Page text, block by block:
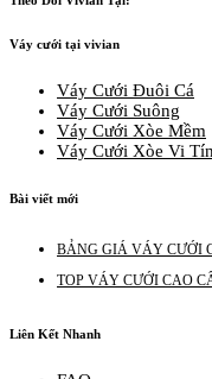
Váy cưới tại vivian
Váy Cưới Đuôi Cá
Váy Cưới Suông
Váy Cưới Xòe Mềm
Váy Cưới Xòe Vi
Bài viết mới
BẢNG GIÁ VÁY CƯỚI
TOP VÁY CƯỚI CAO
Liên Kết Nhanh